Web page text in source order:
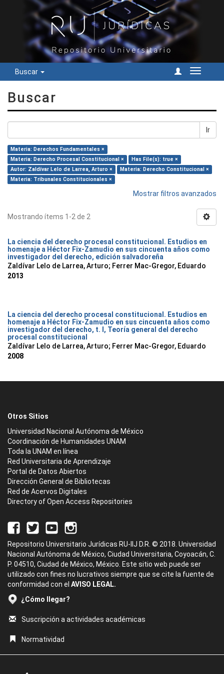
Buscar
Cambiar
Buscar
Ir
Materia: Derechos Fundamentales ×
Materia: Derecho Procesal Constitucional ×
Has File(s): true ×
Autor: Zaldívar Lelo de Larrea, Arturo ×
Materia: Derecho Constitucional ×
Materia: Tribunales Constitucionales ×
Mostrar filtros avanzados
Mostrando ítems 1-2 de 2
La ciencia del derecho procesal constitucional. Estudios en
homenaje a Héctor Fix-Zamudio en sus cincuenta años como
investigador del derecho, edición salvadoreña
Zaldívar Lelo de Larrea, Arturo; Ferrer Mac-Gregor, Eduardo
2013
La ciencia del derecho procesal constitucional. Estudios en
homenaje a Héctor Fix-Zamudio en sus cincuenta años como
investigador del derecho, t. I, Teoría general del derecho
procesal constitucional
Zaldívar Lelo de Larrea, Arturo; Ferrer Mac-Gregor, Eduardo
2008
Otros Sitios
Universidad Nacional Autónoma de México
Coordinación de Humanidades UNAM
Toda la UNAM en línea
Red Universitaria de Aprendizaje
Portal de Datos Abiertos
Dirección General de Bibliotecas
Red de Acervos Digitales
Directory of Open Access Repositories
Repositorio Universitario Jurídicas RU-IIJ D.R. © 2018. Universidad
Nacional Autónoma de México, Ciudad Universitaria, Coyoacán, C.
P. 04510, Ciudad de México, México. Este sitio web puede ser
utilizado con fines no lucrativos siempre que se cite la fuente de
conformidad con el AVISO LEGAL.
¿Cómo llegar?
Suscripción a actividades académicas
Normatividad